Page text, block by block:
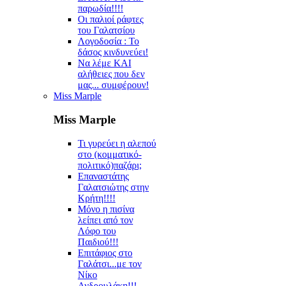
παρωδία!!!!
Οι παλιοί ράφτες
του Γαλατσίου
Λογοδοσία : Το
δάσος κινδυνεύει!
Να λέμε ΚΑΙ
αλήθειες που δεν
μας... συμφέρουν!
Miss Marple
Miss Marple
Τι γυρεύει η αλεπού
στο (κομματικό-
πολιτικό)παζάρι;
Επαναστάτης
Γαλατσιώτης στην
Κρήτη!!!!
Μόνο η πισίνα
λείπει από τον
Λόφο του
Παιδιού!!!
Επιτάφιος στο
Γαλάτσι...με τον
Νίκο